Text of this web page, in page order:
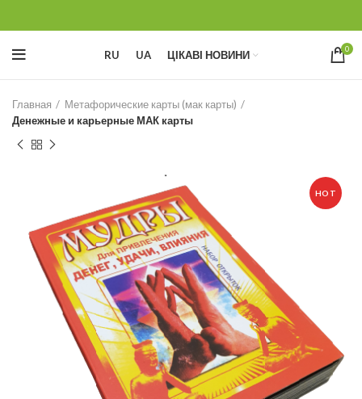
RU UA ЦІКАВІ НОВИНИ 0
Главная
Метафорические карты (мак карты)
Денежные и карьерные МАК карты
HOT